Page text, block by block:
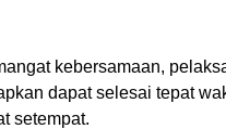
kebersamaan,
dapat selesai tepat
setempat.